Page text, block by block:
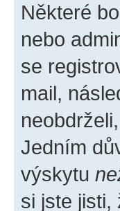
Některé
nebo
se
mail,
Jedním
výskytu
si jste jisti,